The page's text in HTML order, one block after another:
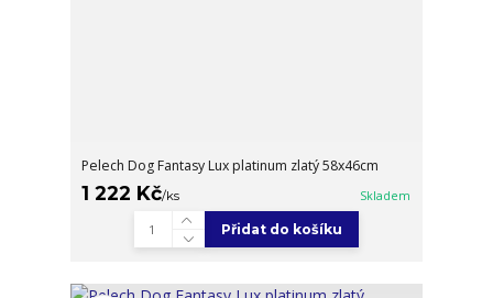
Pelech Dog Fantasy Lux platinum zlatý 58x46cm
1 222 Kč/ks Skladem
Přidat do košíku